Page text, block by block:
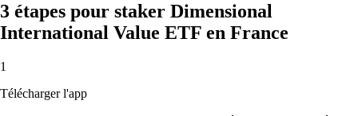
3 étapes pour staker Dimensional
International Value ETF en France
1
Télécharger l'app